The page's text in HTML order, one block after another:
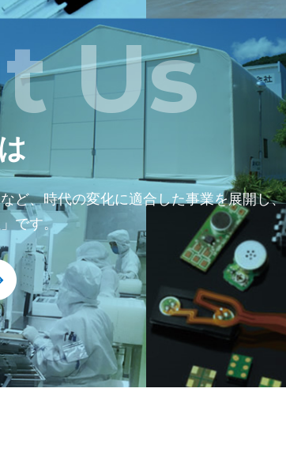
Us
ど、時代の変化に適合した事業を展開し、
です。